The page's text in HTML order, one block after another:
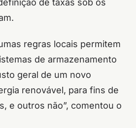
de taxas sob os
regras locais permitem
de armazenamento
geral de um novo
renovável, para fins de
e outros não”, comentou o